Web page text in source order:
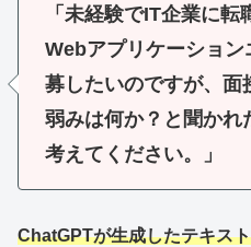
「未経験でIT企業に転
Webアプリケーショ
募したいのですが、面
弱みは何か？と聞かれ
考えてください。」
ChatGPTが生成したテキス